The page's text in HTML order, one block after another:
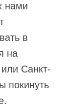
нами
в
на
Санкт-
покинуть